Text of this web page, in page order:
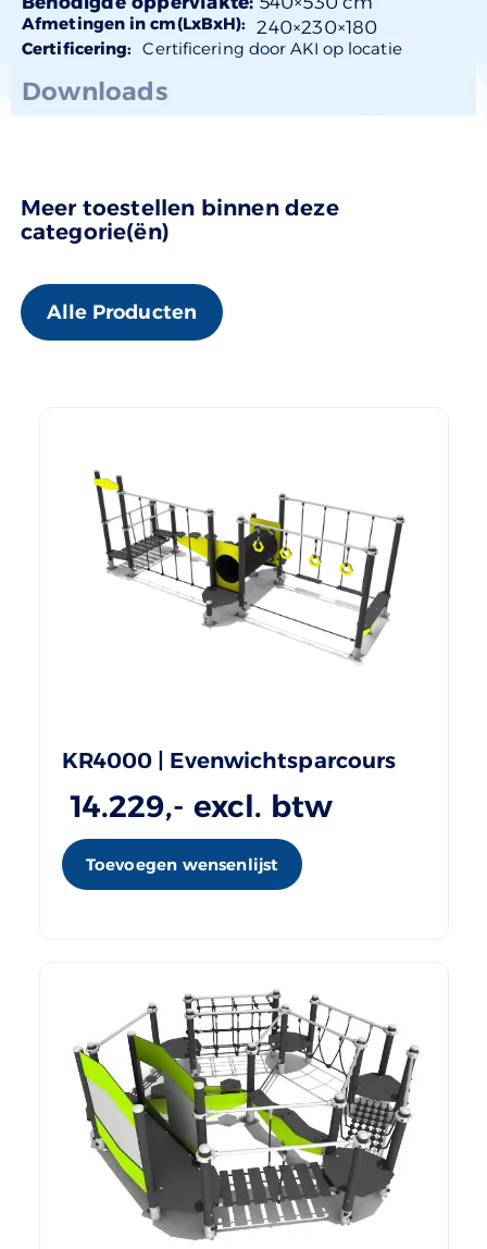
Afmetingen in cm(LxBxH): 240×230×180
Certificering: Certificering door AKI op locatie
Downloads
Meer toestellen binnen deze
categorie(ën)
Alle Producten
KR4000 | Evenwichtsparcours
14.229,- excl. btw
Toevoegen wensenlijst